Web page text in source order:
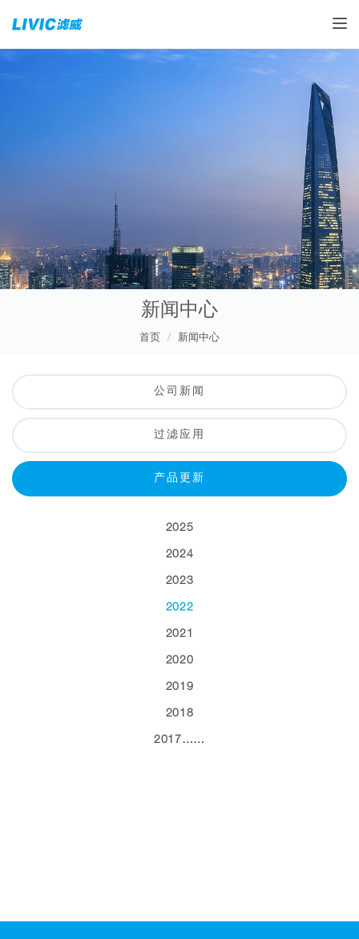
新闻中心
首页 新闻中心
公司新闻
过滤应用
产品更新
2025
2024
2023
2022
2021
2020
2019
2018
2017……